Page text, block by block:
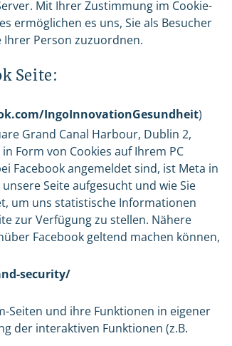
Mit Ihrer Zustimmung im Cookie-
ermöglichen es uns, Sie als Besucher
Person zuzuordnen.
Seite:
IngoInnovationGesundheit)
Grand Canal Harbour, Dublin 2,
Form von Cookies auf Ihrem PC
Facebook angemeldet sind, ist Meta in
Seite aufgesucht und wie Sie
um uns statistische Informationen
zur Verfügung zu stellen. Nähere
Facebook geltend machen können,
security/
Seiten und ihre Funktionen in eigener
der interaktiven Funktionen (z.B.